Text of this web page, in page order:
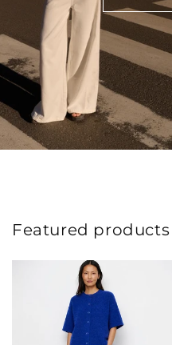
Featured products